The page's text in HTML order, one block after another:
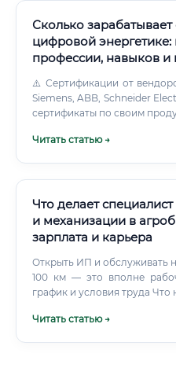
Сколько
цифровой
профессии, навыков и
⚠️ Сертификации от
Siemens, ABB, Schneider
сертификаты по своим
Читать статью →
Что делает
и механизации в
зарплата и карьера
Открыть ИП и обслуживать
100 км — это вполне
график и условия труда Что
Читать статью →